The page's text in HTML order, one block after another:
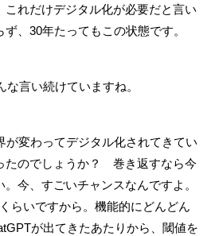
これだけデジタル化が必要だと言い
、30年たってもこの状態です。
言い続けていますね。
が変わってデジタル化されてきてい
たのでしょうか？ 巻き返すなら今
今、すごいチャンスなんですよ。
らいですから。機能的にどんどん
が出てきたあたりから、閾値を